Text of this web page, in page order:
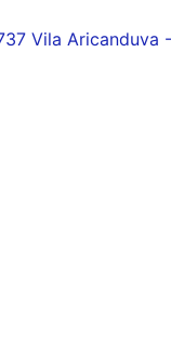
Vila Aricanduva